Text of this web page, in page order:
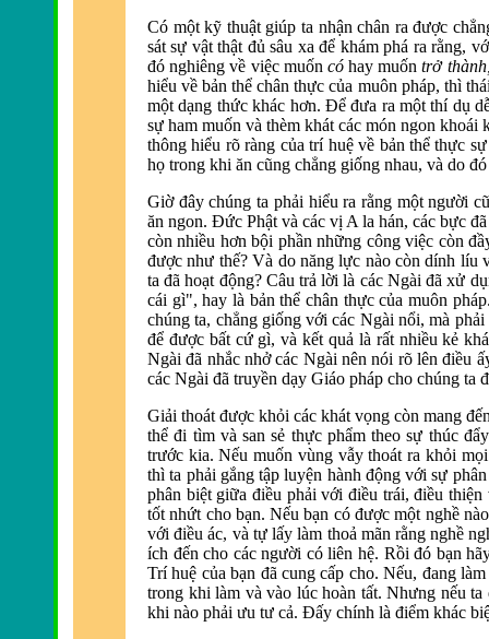
Có một kỹ thuật giúp ta nhận chân rađược
sát sự vật thật đủ sâu xa để khám phá ra rằng,
đó nghiêng về việc muốn cóhay muốntrở
hiểu về bản thể chân thực của muôn pháp, thì
một dạng thức khác hơn. Để đưa ra một thí dụ
sự ham muốn và thèm khát các món ngon
thông hiểu rõ ràng của trí huệ về bản thể thực
họ trong khi ăn cũng chẳng giống nhau, và do
Giờ đây chúng ta phải hiểu ra rằng một người
ăn ngon. Đức Phật và các vị A la hán, các bực đ
còn nhiều hơn bội phần những công việc còn
được như thế? Và do năng lực nào còn dính líu
tađã hoạt động? Câu trả lời là các Ngàiđã xử
cái gì", hay là bản thể chân thực của muôn
chúng ta, chẳng giống với các Ngài nổi, mà
để được bất cứ gì, và kết quả là rất nhiều kẻ
Ngàiđã nhắc nhở các Ngài nên nói rõ lênđiều
các Ngài đã truyền dạy Giáo pháp cho chúng ta
Giải thoát được khỏi các khát vọng còn mang
thể đi tìm và san sẻ thực phẩm theo sự thúc
trước kia. Nếu muốn vùng vẫy thoát ra khỏi
thì ta phải gắng tập luyện hành động với sự
phân biệt giữa điều phải với điều trái, điều thiện
tốt nhứt cho bạn. Nếu bạn có được một nghề n
với điều ác, và tự lấy làm thoả mãn rằng nghề
ích đến cho các người có liên hệ. Rồiđó bạn h
Trí huệ của bạn đã cung cấp cho. Nếu, đang l
trong khi làm và vào lúc hoàn tất. Nhưng nếu ta
khi nào phải ưu tư cả. Đấy chính là điểm khác